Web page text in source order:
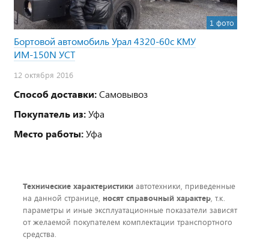
1 фото
Бортовой автомобиль Урал 4320-60с КМУ
ИМ-150N УСТ
12 октября 2016
Способ доставки:Самовывоз
Покупатель из:Уфа
Место работы:Уфа
Технические характеристики автотехники, приведенные
на данной странице, носят справочный характер, т.к.
параметры и иные эксплуатационные показатели зависят
от желаемой покупателем комплектации транспортного
средства.